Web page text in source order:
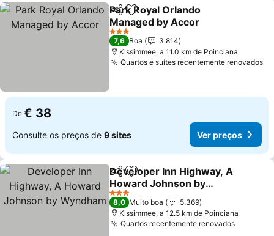
PartilharAdicionar aos favoritos
Park Royal Orlando
Managed by Accor
Ver preços
3 Estrelas
7,6 Boa
3.814
Kissimmee, a 11.0 km de Poinciana
Quartos e suítes recentemente renovados
De € 38
Consulte os preços de 9 sites Ver preços
PartilharAdicionar aos favoritos
Developer Inn Highway, A
Howard Johnson by
Wyndham
Ver preços
3 Estrelas
8,0 Muito boa
5.369
Kissimmee, a 12.5 km de Poinciana
Quartos recentemente renovadosVer